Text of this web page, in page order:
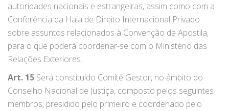
autoridades nacionais e estrangeiras, assim como com a
Conferência da Haia de Direito Internacional Privado
sobre assuntos relacionados à Convenção da Apostila,
para o que poderá coordenar-se com o Ministério das
Relações Exteriores.
Art. 15 Será constituído Comitê Gestor, no âmbito do
Conselho Nacional de Justiça, composto pelos seguintes
membros, presidido pelo primeiro e coordenado pelo